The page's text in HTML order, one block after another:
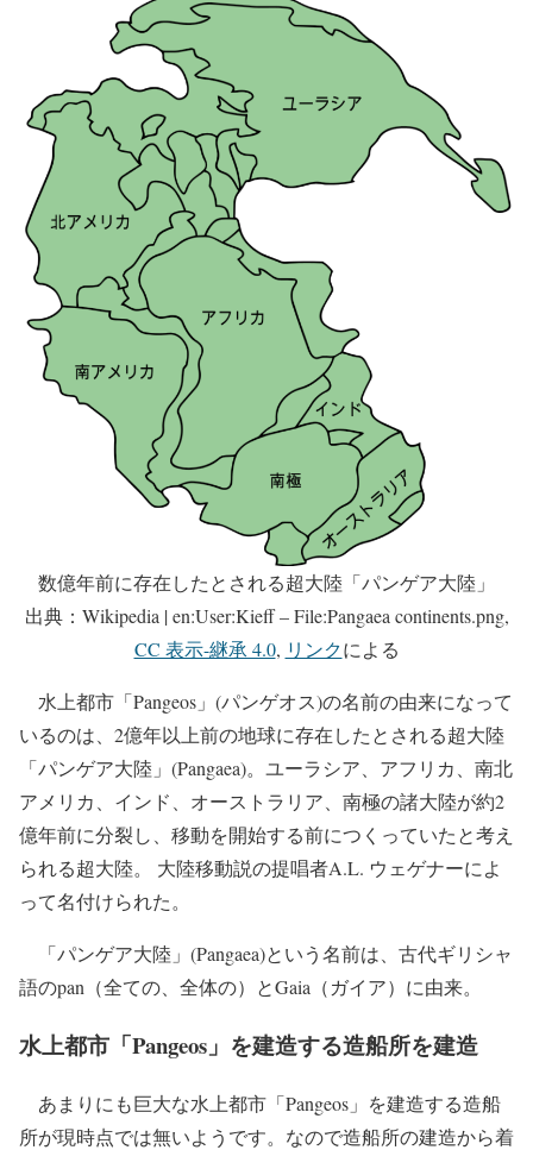
数億年前に存在したとされる超大陸「パンゲア大陸」
出典：Wikipedia | en:User:Kieff – File:Pangaea continents.png,
CC 表示-継承 4.0, リンクによる
水上都市「Pangeos」(パンゲオス)の名前の由来になって
いるのは、2億年以上前の地球に存在したとされる超大陸
「パンゲア大陸」(Pangaea)。ユーラシア、アフリカ、南北
アメリカ、インド、オーストラリア、南極の諸大陸が約2
億年前に分裂し、移動を開始する前につくっていたと考え
られる超大陸。 大陸移動説の提唱者A.L. ウェゲナーによ
って名付けられた。
「パンゲア大陸」(Pangaea)という名前は、古代ギリシャ
語のpan（全ての、全体の）とGaia（ガイア）に由来。
水上都市「Pangeos」を建造する造船所を建造
あまりにも巨大な水上都市「Pangeos」を建造する造船
所が現時点では無いようです。なので造船所の建造から着